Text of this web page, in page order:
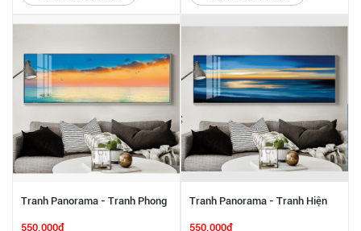
Tranh Panorama - Tranh Phong
Cảnh Biển SGP 6142227
550.000₫
Tranh Panorama - Tranh Hiện
Đại SGP 6142226
550.000₫